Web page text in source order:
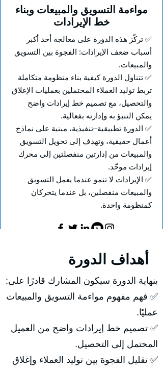
مواءمة التسويق والمبيعات وبناء
خط الإيرادات
✅ تركّز هذه الدورة على معالجة أحد أكبر
أسباب ضعف الإيرادات: الفجوة بين التسويق
والمبيعات.
✅ تتناول الدورة كيفية بناء منظومة متكاملة
تربط توليد العملاء المحتملين بعمليات الإغلاق
والتحصيل، مع تصميم خط إيرادات واضح
يمكن التنبؤ به وإدارته بفعالية.
✅ الدورة تطبيقية–تنفيذية، مبنية على نماذج
أعمال حقيقية، وتهدف إلى تحويل التسويق
والمبيعات من إدارتين منفصلتين إلى محرك
إيرادات موحّد.
✅ الإيرادات لا تنمو عندما يعمل التسويق
والمبيعات منفصلين، بل عندما يتحركان
كمنظومة واحدة.
بنهاية الدورة سيكون المشارك قادرًا على:
✅ فهم مفهوم مواءمة التسويق والمبيعات
عمليًا.
✅ تصميم خط إيرادات واضح من العميل
المحتمل إلى التحصيل.
✅ تقليل الفجوة بين توليد العملاء وإغلاق